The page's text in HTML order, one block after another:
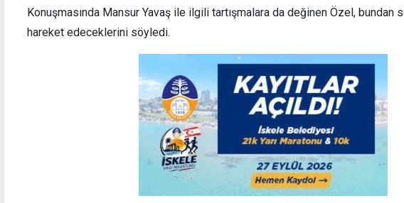
Konuşmasında Mansur Yavaş ile ilgili tartışmalara da değinen Özel,
hareket edeceklerini söyledi.